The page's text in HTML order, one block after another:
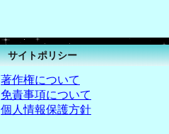
サイトポリシー
著作権について
免責事項について
個人情報保護方針